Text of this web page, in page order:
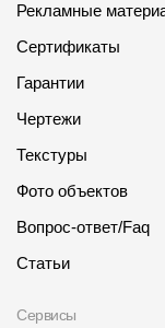
Рекламные
Сертификаты
Гарантии
Чертежи
Текстуры
Фото объектов
Вопрос-ответ/Faq
Статьи
Сервисы